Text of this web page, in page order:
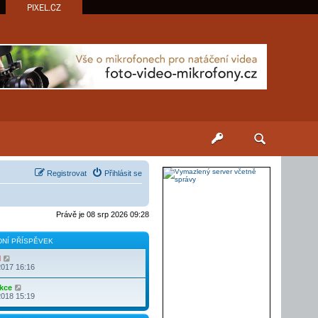
PIXEL.CZ
Přihlásit se
Registrovat
Právě je 08 srp 2026 09:28
PŘÍSPĚVEK
o
a
z
i
16:16
o
r
15:19